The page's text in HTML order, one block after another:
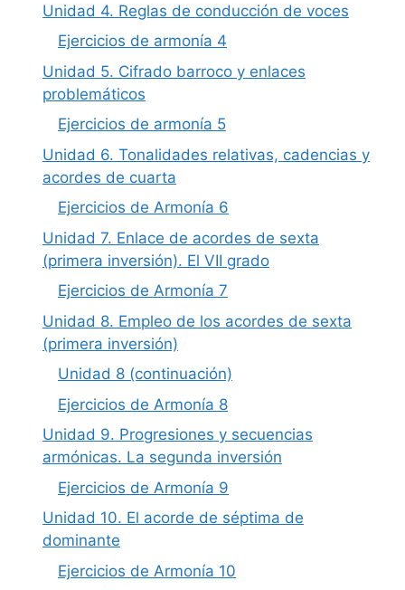
Unidad 4. Reglas de conducción de voces
Ejercicios de armonía 4
Unidad 5. Cifrado barroco y enlaces
problemáticos
Ejercicios de armonía 5
Unidad 6. Tonalidades relativas, cadencias y
acordes de cuarta
Ejercicios de Armonía 6
Unidad 7. Enlace de acordes de sexta
(primera inversión). El VII grado
Ejercicios de Armonía 7
Unidad 8. Empleo de los acordes de sexta
(primera inversión)
Unidad 8 (continuación)
Ejercicios de Armonía 8
Unidad 9. Progresiones y secuencias
armónicas. La segunda inversión
Ejercicios de Armonía 9
Unidad 10. El acorde de séptima de
dominante
Ejercicios de Armonía 10